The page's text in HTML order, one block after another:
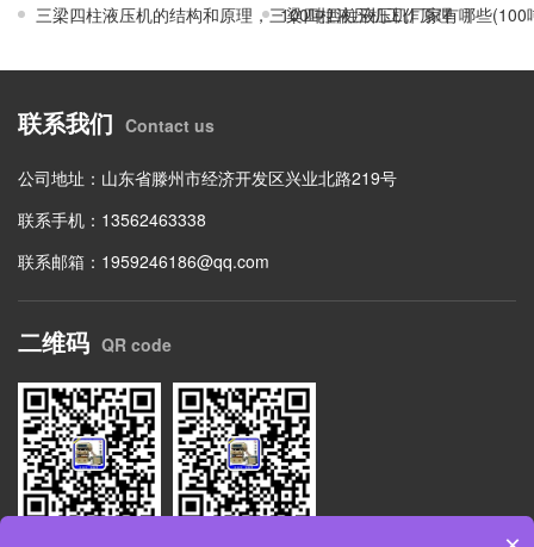
三梁四柱液压机的结构和原理，三梁四柱液压机工作原理
100吨四柱液压机厂家有哪些
联系我们 Contact us
公司地址：山东省滕州市经济开发区兴业北路219号
联系手机：13562463338
联系邮箱：1959246186@qq.com
二维码 QR code